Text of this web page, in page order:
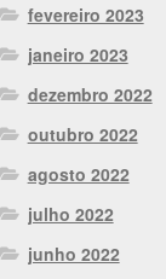
fevereiro 2023
janeiro 2023
dezembro 2022
outubro 2022
agosto 2022
julho 2022
junho 2022